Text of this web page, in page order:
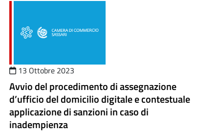
13 Ottobre 2023
Avvio del procedimento di assegnazione
d’ufficio del domicilio digitale e contestuale
applicazione di sanzioni in caso di
inadempienza